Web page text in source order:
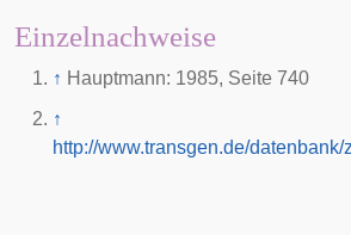
Einzelnachweise
↑ Hauptmann: 1985, Seite 740
↑
http://www.transgen.de/